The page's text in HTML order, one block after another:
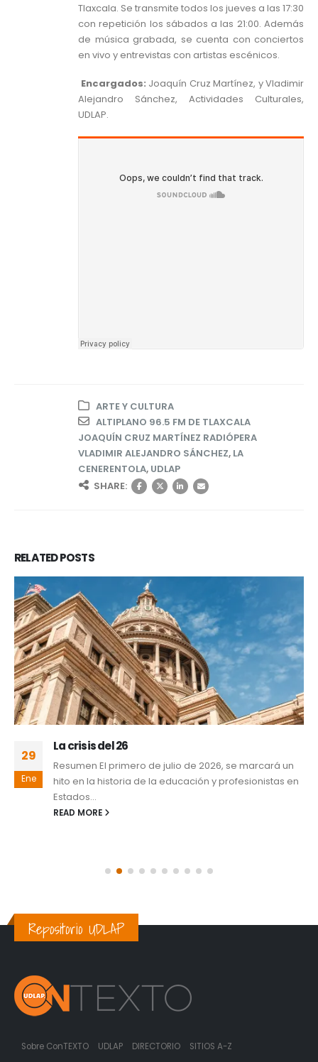
Tlaxcala. Se transmite todos los jueves a las 17:30
con repetición los sábados a las 21:00. Además
de música grabada, se cuenta con conciertos
en vivo y entrevistas con artistas escénicos.
Encargados: Joaquín Cruz Martínez, y Vladimir
Alejandro Sánchez, Actividades Culturales,
UDLAP.
ARTE Y CULTURA
ALTIPLANO 96.5 FM DE TLAXCALA
JOAQUÍN CRUZ MARTÍNEZ RADIÓPERA
VLADIMIR ALEJANDRO SÁNCHEZ, LA
CENERENTOLA, UDLAP
SHARE:
RELATEDPOSTS
29
Ene
La crisis del 26
Resumen El primero de julio de 2026, se marcará un
hito en la historia de la educación y profesionistas en
Estados...
READ MORE
Repositorio UDLAP
Sobre ConTEXTO UDLAP DIRECTORIO SITIOS A-Z